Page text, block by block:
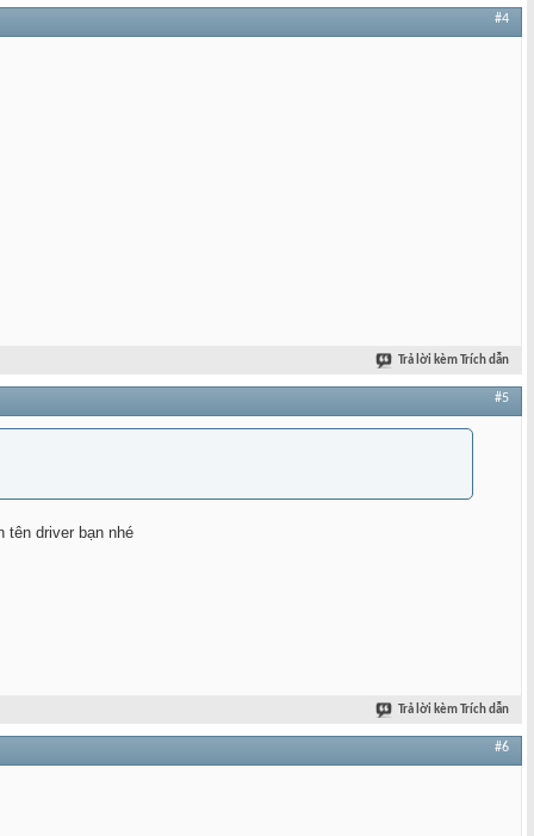
#4
Trả lời kèm Trích dẫn
#5
driver bạn nhé
Trả lời kèm Trích dẫn
#6